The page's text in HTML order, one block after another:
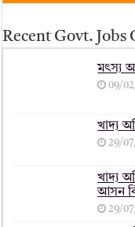
Recent Govt. Jobs
মৎস্য
09/
খাদ্য
29/
খাদ্য
আসন
29/